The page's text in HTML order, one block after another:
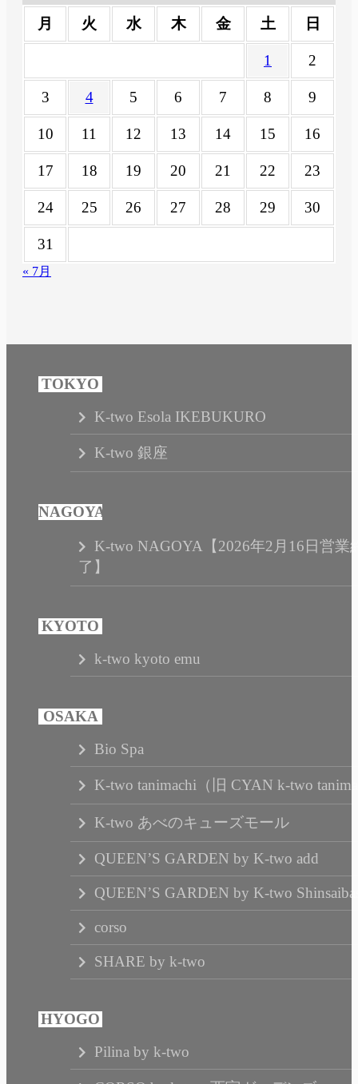
月 火 水 木 金 土 日
1 2
3 4 5 6 7 8 9
10 11 12 13 14 15 16
17 18 19 20 21 22 23
24 25 26 27 28 29 30
31
« 7月
K-two Esola IKEBUKURO
K-two 銀座
K-two NAGOYA【2026年2月16日営業
了】
k-two kyoto emu
Bio Spa
K-two tanimachi（旧 CYAN k-two
K-two あべのキューズモール
QUEEN’S GARDEN by K-two add
QUEEN’S GARDEN by K-two
corso
SHARE by k-two
Pilina by k-two